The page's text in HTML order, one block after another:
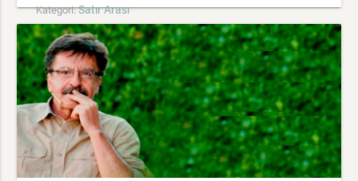
Kategori:Satır Arası